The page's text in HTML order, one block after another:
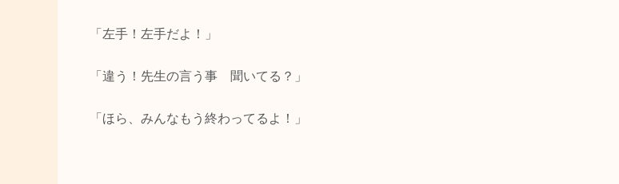
「左手！左手だよ！」
「違う！先生の言う事 聞いてる？」
「ほら、みんなもう終わってるよ！」